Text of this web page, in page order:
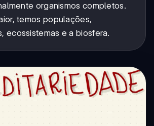
organismos completos.
temos populações,
ecossistemas e a biosfera.